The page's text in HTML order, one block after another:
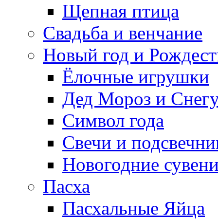
Щепная птица
Свадьба и венчание
Новый год и
Ёлочные игрушки
Дед Мороз и
Символ года
Свечи и
Новогодние
Пасха
Пасхальные Яйца